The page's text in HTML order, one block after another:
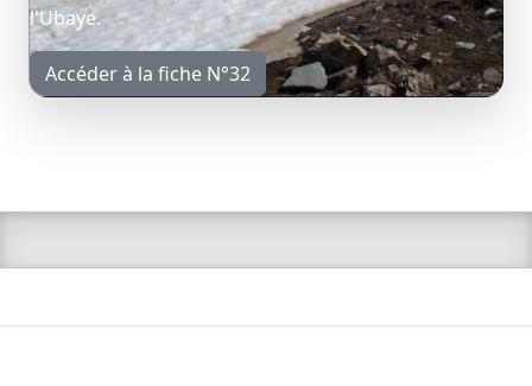
l'Ubaye.
Accéder à la fiche N°32